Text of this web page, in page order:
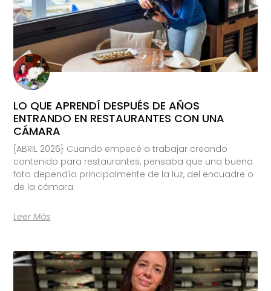
LO QUE APRENDÍ DESPUÉS DE AÑOS
ENTRANDO EN RESTAURANTES CON UNA
CÁMARA
{ABRIL 2026} Cuando empecé a trabajar creando
contenido para restaurantes, pensaba que una buena
foto dependía principalmente de la luz, del encuadre o
de la cámara.
Leer Más